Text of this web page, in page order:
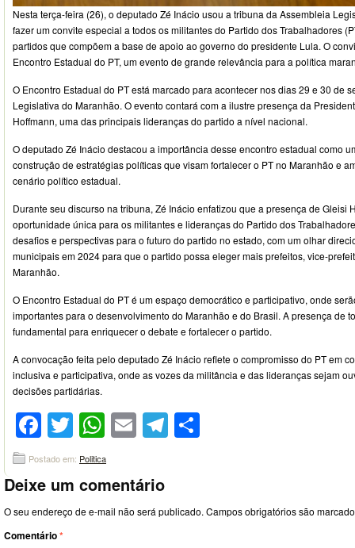
Nesta terça-feira (26), o deputado Zé Inácio usou a tribuna da Assembleia
fazer um convite especial a todos os militantes do Partido dos Trabalhadores
partidos que compõem a base de apoio ao governo do presidente Lula. O
Encontro Estadual do PT, um evento de grande relevância para a política
O Encontro Estadual do PT está marcado para acontecer nos dias 29 e 30 de
Legislativa do Maranhão. O evento contará com a ilustre presença da
Hoffmann, uma das principais lideranças do partido a nível nacional.
O deputado Zé Inácio destacou a importância desse encontro estadual como
construção de estratégias políticas que visam fortalecer o PT no Maranhão e
cenário político estadual.
Durante seu discurso na tribuna, Zé Inácio enfatizou que a presença de Gleisi
oportunidade única para os militantes e lideranças do Partido dos
desafios e perspectivas para o futuro do partido no estado, com um olhar
municipais em 2024 para que o partido possa eleger mais prefeitos, vice-
Maranhão.
O Encontro Estadual do PT é um espaço democrático e participativo, onde
importantes para o desenvolvimento do Maranhão e do Brasil. A presença de
fundamental para enriquecer o debate e fortalecer o partido.
A convocação feita pelo deputado Zé Inácio reflete o compromisso do PT em
inclusiva e participativa, onde as vozes da militância e das lideranças sejam
decisões partidárias.
Facebook
Twitter
WhatsApp
EmailTelegram
Postado em: Politica
Deixe um comentário
O seu endereço de e-mail não será publicado. Campos obrigatórios são
Comentário*